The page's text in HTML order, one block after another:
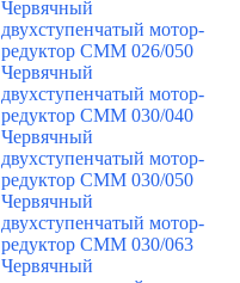
Червячный
двухступенчатый мотор-
редуктор CMM 026/050
Червячный
двухступенчатый мотор-
редуктор CMM 030/040
Червячный
двухступенчатый мотор-
редуктор CMM 030/050
Червячный
двухступенчатый мотор-
редуктор CMM 030/063
Червячный